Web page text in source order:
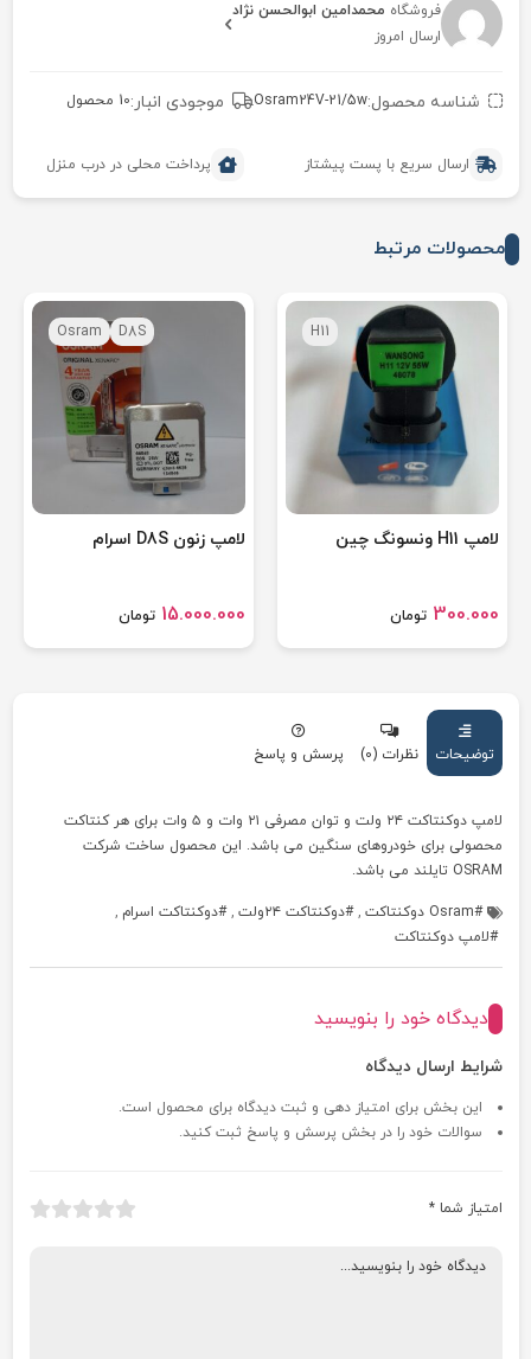
فروشگاه محمدامین ابوالحسن نژاد
ارسال امروز
شناسه محصول:Osram24V-21/5w موجودی انبار:10 محصول
ارسال سریع با پست پیشتاز پرداخت محلی در درب منزل
محصولات مرتبط
H11
لامپ H11 ونسونگ چین
تومان300.000
D8S
Osram
لامپ زنون D8S اسرام
تومان15.000.000
توضیحات نظرات (0) پرسش و پاسخ
لامپ دوکنتاکت ۲۴ ولت و توان مصرفی ۲۱ وات و ۵ وات برای هر کنتاکت
محصولی برای خودروهای سنگین می باشد. این محصول ساخت شرکت
OSRAM تایلند می باشد.
Osram دوکنتاکت , دوکنتاکت ۲۴ولت , دوکنتاکت اسرام ,
لامپ دوکنتاکت
دیدگاه خود را بنویسید
شرایط ارسال دیدگاه
این بخش برای امتیاز دهی و ثبت دیدگاه برای محصول است.
سوالات خود را در بخش پرسش و پاسخ ثبت کنید.
امتیاز شما*